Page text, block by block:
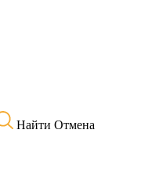
Найти Отмена